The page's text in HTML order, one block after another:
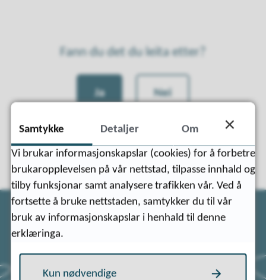
Fann du det du leita etter?
Ja Nei
Samtykke Detaljer Om
Vi brukar informasjonskapslar (cookies) for å forbetre
brukaropplevelsen på vår nettstad, tilpasse innhald og
tilby funksjonar samt analysere trafikken vår. Ved å
fortsette å bruke nettstaden, samtykker du til vår
bruk av informasjonskapslar i henhald til denne
erklæringa.
Kun nødvendige